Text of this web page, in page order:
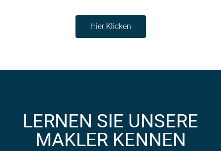
Hier Klicken
LERNEN SIE UNSERE
MAKLER KENNEN